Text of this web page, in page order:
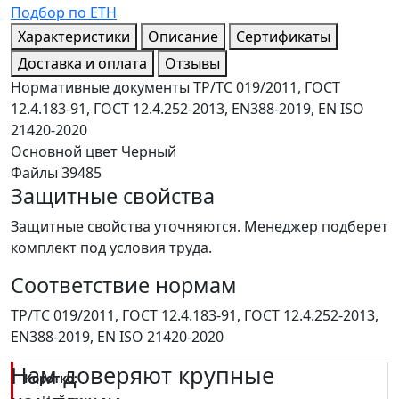
Подбор по ЕТН
Характеристики
Описание
Сертификаты
Доставка и оплата
Отзывы
Нормативные документы ТР/ТС 019/2011, ГОСТ
12.4.183-91, ГОСТ 12.4.252-2013, EN388-2019, EN ISO
21420-2020
Основной цвет Черный
Файлы 39485
Защитные свойства
Защитные свойства уточняются. Менеджер подберет
комплект под условия труда.
Соответствие нормам
ТР/ТС 019/2011, ГОСТ 12.4.183-91, ГОСТ 12.4.252-2013,
EN388-2019, EN ISO 21420-2020
Коротко:
Нам доверяют крупные